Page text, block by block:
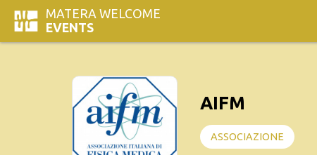
MATERA WELCOME
EVENTS
AIFM
ASSOCIAZIONE